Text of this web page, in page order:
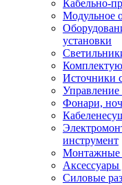
Кабельно-
Модульное
установки
Источники
Фонари,
инструмент
Монтажные
Силовые